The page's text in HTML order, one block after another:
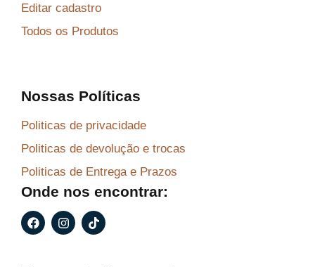
Editar cadastro
Todos os Produtos
Nossas Políticas
Politicas de privacidade
Politicas de devolução e trocas
Politicas de Entrega e Prazos
Onde nos encontrar:
F
a
I
n
T
i